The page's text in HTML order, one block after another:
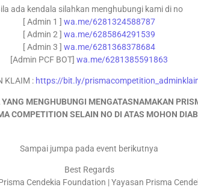
ada kendala silahkan menghubungi kami di no
[ Admin 1 ]wa.me/6281324588787
[ Admin 2 ]wa.me/6285864291539
[ Admin 3 ]wa.me/6281368378684
[Admin PCF BOT]wa.me/6281385591863
KLAIM : https://bit.ly/
MENGHUBUNGI MENGATASNAMAKAN
COMPETITION SELAIN NO DI ATAS MOHON
Sampai jumpa pada event berikutnya
Best Regards
Cendekia Foundation | Yayasan Prisma